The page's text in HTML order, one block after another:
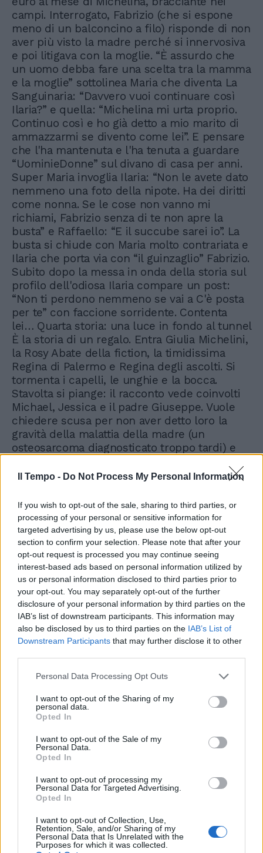
Il Tempo - Do Not Process My Personal Information
If you wish to opt-out of the sale, sharing to third parties, or
processing of your personal or sensitive information for
targeted advertising by us, please use the below opt-out
section to confirm your selection. Please note that after your
opt-out request is processed you may continue seeing
interest-based ads based on personal information utilized by
us or personal information disclosed to third parties prior to
your opt-out. You may separately opt-out of the further
disclosure of your personal information by third parties on the
IAB’s list of downstream participants. This information may
also be disclosed by us to third parties on the IAB’s List of
Downstream Participants that may further disclose it to other
Personal Data Processing Opt Outs
I want to opt-out of the Sharing of my
personal data.
Opted In
I want to opt-out of the Sale of my
Personal Data.
Opted In
I want to opt-out of processing my
Personal Data for Targeted Advertising.
Opted In
I want to opt-out of Collection, Use,
Retention, Sale, and/or Sharing of my
Personal Data that Is Unrelated with the
Purposes for which it was collected.
campi. Interrogato, Fabrizio (che si espone
meno di un balconcino a filo) risponde di non
aver più visto la madre perché si innervosiva
e poi litigava con la moglie. “È assurdo che
un uomo debba fare una scelta tra la mamma
e la moglie” sottolinea Maria che diventa La
Sanguinaria: “Davvero vuoi continuare così
Ilaria?” e quella: “Michelina mi urta proprio.
Continuo così e ho già detto a mio marito di
ammazzarmi se divento come lei”. E pensare
che l'ha mantenuta e l'ha tenuta a guardare
“UominieDonne” sul divano di casa per anni.
Super Maria invoglia Ilaria: “Non le avete dato
nemmeno una foto della nipote. Ha dei diritti
come nonna. Se le cose non vanno mi
richiami, Fabrizio senza di te non apre la
busta” e Raffaello: “E il succube sarei io”. La
busta si chiude con Maria molto contrariata e
Ilaria che porta via con “il guinzaglio” Fabrizio.
Subito dopo la messa in onda della storia sul
profilo dell'odiosa Ilaria compare un post:
“Non ti perdono nemmeno se vai a C'è posta
per te” con faccione sorridente. Contenta
lei… Quarta storia: una luce in fondo al tunnel
È la storia di un regalo. Entra Giulia Michelini,
la Rosy Abate della fiction, la timidissima
Regina di Palermo e Regina degli ascolti. Si
tormenta i capelli, le unghie e la bocca.
Stavolta si piange: il racconto vede coinvolti
Michael, Jessica e il padre Giuseppe. Vuole
chiedere scusa per non aver detto loro la
gravità della malattia della madre (un
osteosarcoma diagnosticato troppo tardi) e
lasciato il lavoro per seguire la moglie). Giulia
mare, li incoraggia con dolcezza e voce
tremula, quasi non respira dall'emozione.
Maria è pronta con il boccaglio dell'ossigeno.
Quinta storia: il matrimonio interrotto La
storia arriva da Milano. Cristina ha chiesto la
separazione per un altro uomo, poi si è resa
conto di amare l'ex marito Daniele, bell'uomo
dai tratti segaligni. Stavano insieme da 20
anni ma le vicissitudini della vita li ha
allontanati. Si sono riavvicinati però Daniele
non vuole tornare a casa perché ha paura di
conferma le corna: "Scusa per quello che è
inadatta, ma ti amo e vorrei rimettere insieme
il nostro mondo”. Daniele specifica: "A parte la
importante della mia vita però mi ha
procurato tanto dolore. Avevo il massimo
Già prima della sua sbandata, le cose non
funzionavano e le avevo detto che non
sollevato alla richiesta di separazione. Poi mi
ha detto: io l'amavo e lui se n'è andato. Ora